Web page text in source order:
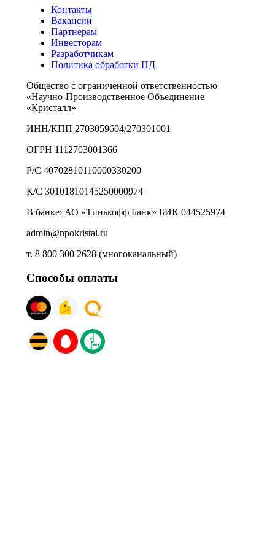
Контакты
Вакансии
Партнерам
Инвесторам
Разработчикам
Политика обработки ПД
Общество с ограниченной ответственностью
«Научно-Производственное Объединение
«Кристалл»
ИНН/КПП 2703059604/270301001
ОГРН 1112703001366
Р/С 40702810110000330200
К/С 30101810145250000974
В банке: АО «Тинькофф Банк» БИК 044525974
admin@npokristal.ru
т. 8 800 300 2628 (многоканальный)
Способы оплаты